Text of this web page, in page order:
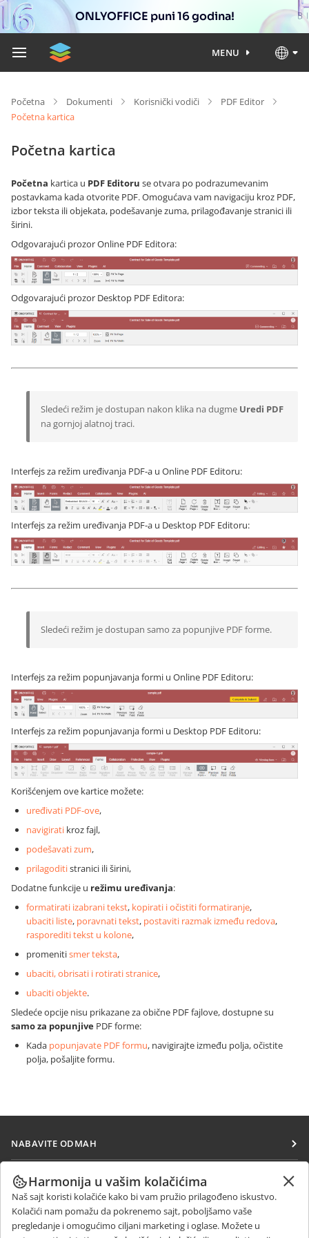
ONLYOFFICE puni 16 godina!
MENU
Početna Dokumenti Korisnički vodiči
PDF Editor
Početna kartica
Početna kartica
Početna kartica u PDF Editoru se otvara po podrazumevanim
postavkama kada otvorite PDF. Omogućava vam navigaciju kroz PDF,
izbor teksta ili objekata, podešavanje zuma, prilagođavanje stranici ili
širini.
Odgovarajući prozor Online PDF Editora:
Odgovarajući prozor Desktop PDF Editora:
Sledeći režim je dostupan nakon klika na dugme Uredi PDF
na gornjoj alatnoj traci.
Interfejs za režim uređivanja PDF-a u Online PDF Editoru:
Interfejs za režim uređivanja PDF-a u Desktop PDF Editoru:
Sledeći režim je dostupan samo za popunjive PDF forme.
Interfejs za režim popunjavanja formi u Online PDF Editoru:
Interfejs za režim popunjavanja formi u Desktop PDF Editoru:
Korišćenjem ove kartice možete:
uređivati PDF-ove,
navigirati kroz fajl,
podešavati zum,
prilagoditistranici ili širini,
Dodatne funkcije u režimu uređivanja:
formatirati izabrani tekst, kopirati i očistiti formatiranje,
ubaciti liste, poravnati tekst, postaviti razmak između redova,
rasporediti tekst u kolone,
promenitismer teksta,
ubaciti, obrisati i rotirati stranice,
ubaciti objekte.
Sledeće opcije nisu prikazane za obične PDF fajlove, dostupne su
samo za popunjive PDF forme:
Kada popunjavate PDF formu, navigirajte između polja, očistite
polja, pošaljite formu.
NABAVITE ODMAH
Docs
DocSpace
Workspace
SARAĐUJTE
Za doprinosioce
Za prevodioce
PRIMAJTE VESTI
Blog
Harmonija u vašim kolačićima
Naš sajt koristi kolačiće kako bi vam pružio prilagođeno iskustvo.
Kolačići nam pomažu da pokrenemo sajt, poboljšamo vaše
pregledanje i omogućimo ciljani marketing i oglase. Možete u